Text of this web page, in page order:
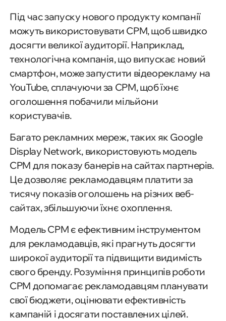
Під час запуску нового продукту компанії
можуть використовувати CPM, щоб швидко
досягти великої аудиторії. Наприклад,
технологічна компанія, що випускає новий
смартфон, може запустити відеорекламу на
YouTube, сплачуючи за CPM, щоб їхнє
оголошення побачили мільйони
користувачів.
Багато рекламних мереж, таких як Google
Display Network, використовують модель
CPM для показу банерів на сайтах партнерів.
Це дозволяє рекламодавцям платити за
тисячу показів оголошень на різних веб-
сайтах, збільшуючи їхнє охоплення.
Модель CPM є ефективним інструментом
для рекламодавців, які прагнуть досягти
широкої аудиторії та підвищити видимість
свого бренду. Розуміння принципів роботи
CPM допомагає рекламодавцям планувати
свої бюджети, оцінювати ефективність
кампаній і досягати поставлених цілей.